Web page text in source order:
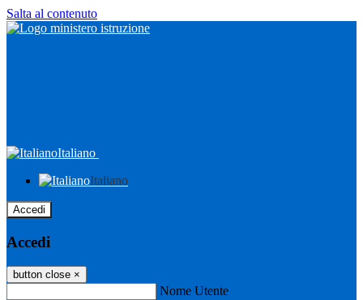
Salta al contenuto
Italiano
Italiano
Accedi
Accedi
button close ×
Nome Utente